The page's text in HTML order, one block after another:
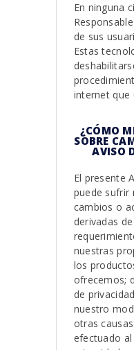
En ninguna
de sus
Estas
internet que
¿CÓMO
SOBRE
AVISO
El presente
puede sufrir
cambios o
derivadas
nuestras
los
ofrecemos;
de
nuestro
otras
efectuado